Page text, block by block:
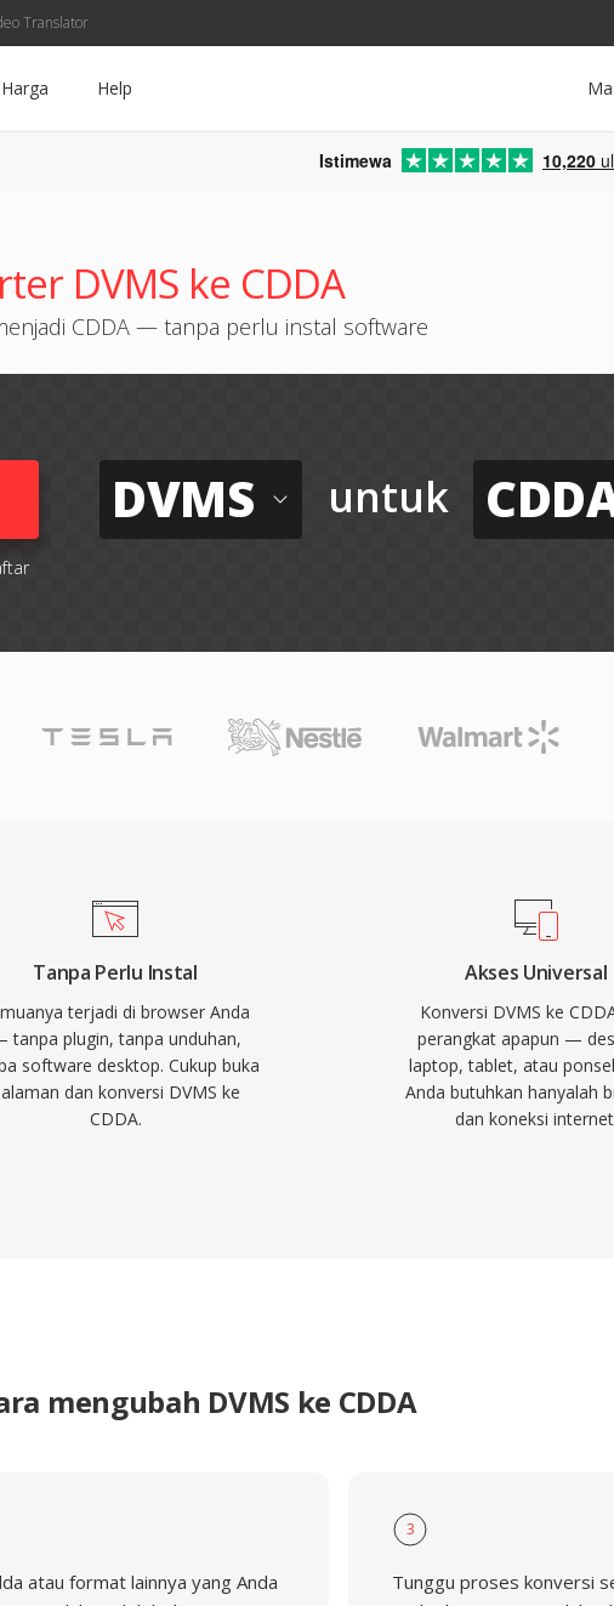
Translator
Harga Help
Istimewa 10,220
DVMS ke CDDA
CDDA — tanpa perlu instal software
DVMS untuk
Tanpa Perlu Instal
terjadi di browser Anda
tanpa plugin, tanpa unduhan,
software desktop. Cukup buka
dan konversi DVMS ke
CDDA.
Akses Universal
Konversi DVMS ke
perangkat apapun —
laptop, tablet, atau
Anda butuhkan hanyalah
dan koneksi
mengubah DVMS ke CDDA
atau format lainnya yang Anda
3
Tunggu proses konversi